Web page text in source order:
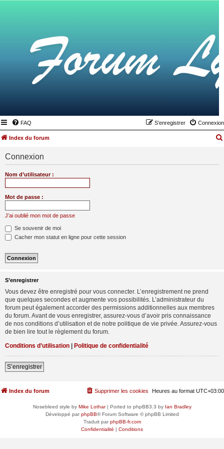
FAQ Connexion
S’enregistrer
Index du forum
Connexion
Nom d’utilisateur :
Mot de passe :
J’ai oublié mon mot de passe
Se souvenir de moi
Cacher mon statut en ligne pour cette session
S’enregistrer
Vous devez être enregistré pour vous connecter. L’enregistrement ne prend
que quelques secondes et augmente vos possibilités. L’administrateur du
forum peut également accorder des permissions additionnelles aux membres
du forum. Avant de vous enregistrer, assurez-vous d’avoir pris connaissance
de nos conditions d’utilisation et de notre politique de vie privée. Assurez-vous
de bien lire tout le règlement du forum.
Conditions d’utilisation | Politique de confidentialité
S’enregistrer
Index du forum Heures au format UTC+03:00
Supprimer les cookies
Nosebleed style by Mike Lothar| Ported to phpBB3.3 by Ian Bradley
Développé parphpBB® Forum Software © phpBB Limited
Traduit parphpBB-fr.com
Confidentialité | Conditions